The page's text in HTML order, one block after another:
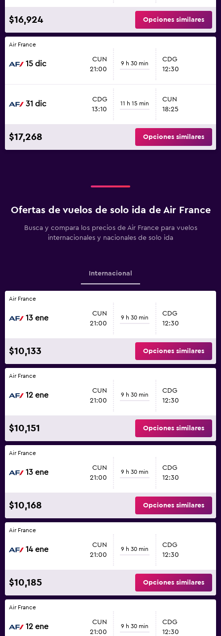
$16,924 Opciones similares
Air France
15 dic
CUN
21:00
9 h 30 min
CDG
12:30
31 dic
CDG
13:10
11 h 15 min
CUN
18:25
$17,268 Opciones similares
Ofertas de vuelos de solo ida de Air France
Busca y compara los precios de Air France para vuelos
internacionales y nacionales de solo ida
Internacional
Air France
13 ene
CUN
21:00
9 h 30 min
CDG
12:30
$10,133 Opciones similares
Air France
12 ene
CUN
21:00
9 h 30 min
CDG
12:30
$10,151 Opciones similares
Air France
13 ene
CUN
21:00
9 h 30 min
CDG
12:30
$10,168 Opciones similares
Air France
14 ene
CUN
21:00
9 h 30 min
CDG
12:30
$10,185 Opciones similares
Air France
12 ene
CUN
21:00
9 h 30 min
CDG
12:30